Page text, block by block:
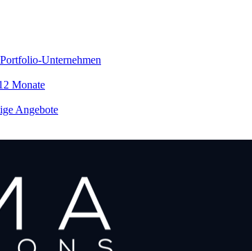
Unternehmen
Monate
Angebote